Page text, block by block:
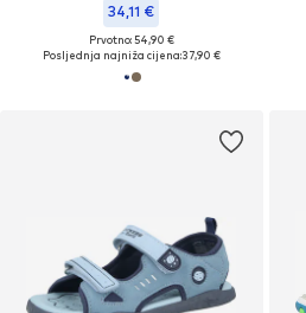
34,11 €
Prvotno: 54,90 €
Posljednja najniža cijena:37,90 €